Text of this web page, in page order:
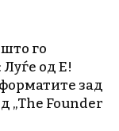
го
од E!
зад
„The Founder